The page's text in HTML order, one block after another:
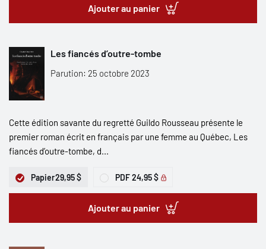
Ajouter au panier
Les fiancés d’outre-tombe
Parution: 25 octobre 2023
Cette édition savante du regretté Guildo Rousseau présente le
premier roman écrit en français par une femme au Québec, Les
fiancés d’outre-tombe, d...
Papier29,95 $ PDF 24,95 $
Ajouter au panier